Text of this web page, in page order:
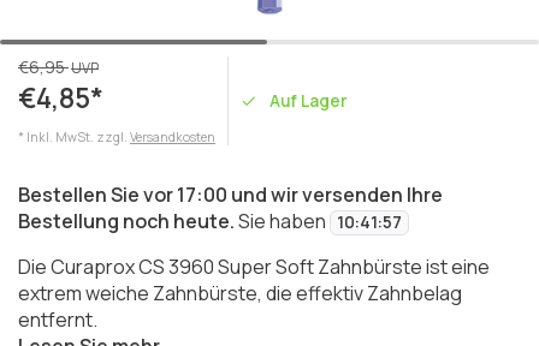
€6,95UVP
€4,85*
* Inkl. MwSt. zzgl. Versandkosten
Auf Lager
Bestellen Sie vor 17:00 und wir versenden Ihre
Bestellung noch heute.Sie haben 10:41:57
Die Curaprox CS 3960 Super Soft Zahnbürste ist eine
extrem weiche Zahnbürste, die effektiv Zahnbelag
entfernt.